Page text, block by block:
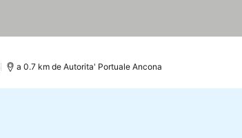
a 0.7 km de Autorita' Portuale Ancona